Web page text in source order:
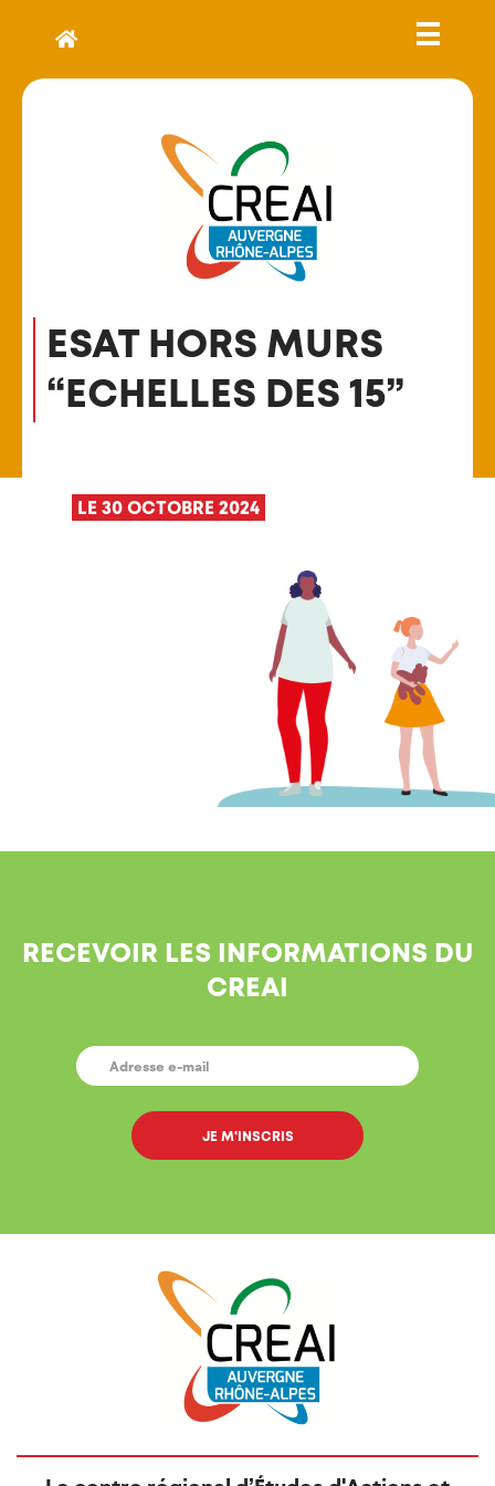
ESAT HORS MURS
“ECHELLES DES 15”
LE 30 OCTOBRE 2024
RECEVOIR LES INFORMATIONS DU
CREAI
E-
MAIL *